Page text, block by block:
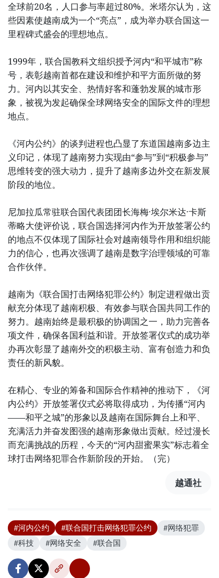
全球前20名，人口参与率超过80%。米塔尔认为，这
些因素使越南成为一个“亮点”，成为举办联合国这一
里程碑式盛会的理想地点。
1999年，联合国教科文组织授予河内“和平城市”称
号，表彰越南首都在建设和维护和平方面所做的努
力。河内以其安全、热情好客和蓬勃发展的城市形
象，被视为发起确保全球网络安全的国际文件的理想
地点。
《河内公约》的谈判进程也凸显了东道国越南多边主
义印记，体现了越南努力实现由“参与”到“积极参与”
思维转变的强大动力，提升了越南多边外交在新发展
阶段的地位。
尼加拉瓜常驻联合国代表团团长海梅·埃尔米达·卡斯
蒂略大使评价说，联合国选择河内作为开放签署公约
的地点不仅体现了国际社会对越南领导作用和组织能
力的信心，也再次强调了越南是数字治理领域的可靠
合作伙伴。
越南为《联合国打击网络犯罪公约》制定进程做出贡
献充分体现了越南积极、有效参与联合国共同工作的
努力。越南始终是最积极的协调国之一，助力完善各
项文件，确保各国利益和谐。开放签署仪式的成功举
办再次彰显了越南外交的积极主动、富有创造力和负
责任的新风貌。
在精心、专业的筹备和国际合作精神的推动下，《河
内公约》开放签署仪式必将取得成功，为传播“河内
——和平之城”的形象以及越南在国际舞台上和平、
充满活力并奋发图强的越南形象做出贡献。经过漫长
而充满挑战的历程，今天的“河内甜蜜果实”标志着全
球打击网络犯罪合作新阶段的开始。（完）
越通社
#河内公约 #联合国打击网络犯罪公约
#网络犯罪
#科技
#网络安全 #联合国